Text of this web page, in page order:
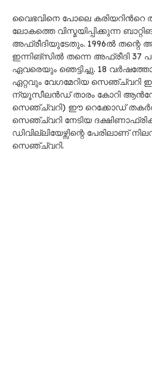
വൈഭവിനെ പോലെ കരിയറിന്‍റെ
ലോകത്തെ വിസ്മയിപ്പിക്കുന്ന
അഫ്രീദിയുടേതും. 1996ൽ തന്റെ
ഇന്നിങ്സിൽ തന്നെ അഫ്രീദി 37
ഏവരെയും ഞെട്ടിച്ചു. 18
ഏറ്റവും വേഗമേറിയ സെഞ്ച്വറി
ന്യൂസീലൻഡ് താരം കോറി
സെഞ്ച്വറി) ഈ റെക്കോഡ്
സെഞ്ച്വറി നേടിയ
ഡിവില്ലിയേഴ്സിന്റെ പേരിലാണ്
സെഞ്ച്വറി.